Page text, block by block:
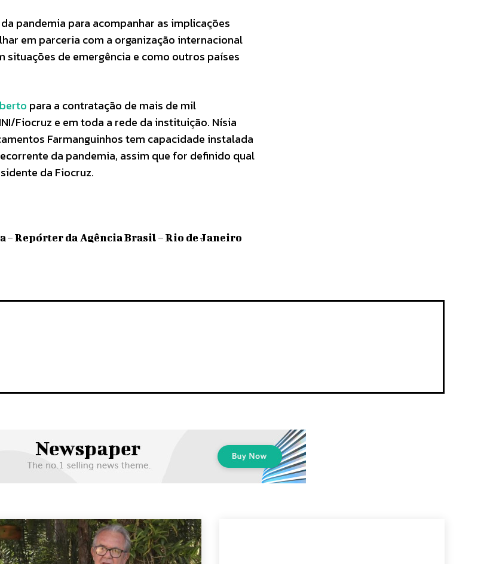
pandemia para acompanhar as implicações
em parceria com a organização internacional
situações de emergência e como outros países
para a contratação de mais de mil
Fiocruz e em toda a rede da instituição. Nísia
Farmanguinhos tem capacidade instalada
da pandemia, assim que for definido qual
da Fiocruz.
– Repórter da Agência Brasil – Rio de Janeiro